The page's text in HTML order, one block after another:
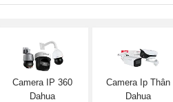
Camera IP 360
Dahua
Camera Ip Thân
Dahua